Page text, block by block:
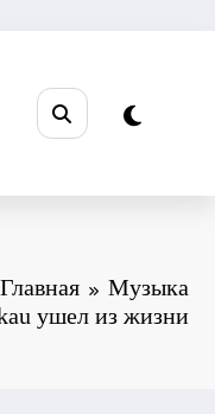
Главная
Музыка
ушел из жизни